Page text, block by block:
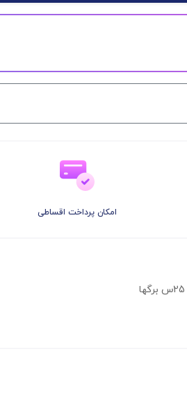
امکان پرداخت اقساطی